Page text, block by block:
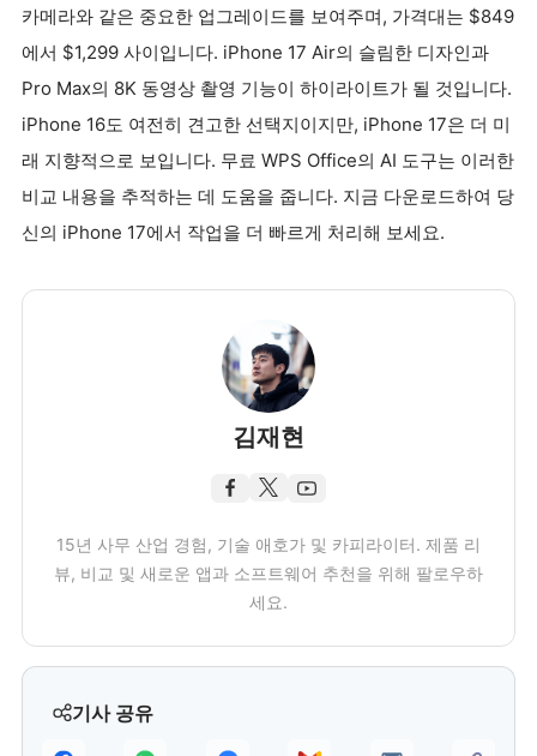
기사 공유
카메라와 같은 중요한 업그레이드를 보여주며, 가격대는 $849
에서 $1,299 사이입니다. iPhone 17 Air의 슬림한 디자인과
Pro Max의 8K 동영상 촬영 기능이 하이라이트가 될 것입니다.
iPhone 16도 여전히 견고한 선택지이지만, iPhone 17은 더 미
래 지향적으로 보입니다. 무료 WPS Office의 AI 도구는 이러한
비교 내용을 추적하는 데 도움을 줍니다. 지금 다운로드하여 당
신의 iPhone 17에서 작업을 더 빠르게 처리해 보세요.
김재현
15년 사무 산업 경험, 기술 애호가 및 카피라이터. 제품 리
뷰, 비교 및 새로운 앱과 소프트웨어 추천을 위해 팔로우하
세요.